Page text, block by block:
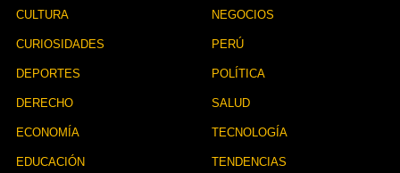
CULTURA
CURIOSIDADES
DEPORTES
DERECHO
ECONOMÍA
EDUCACIÓN
NEGOCIOS
PERÚ
POLÍTICA
SALUD
TECNOLOGÍA
TENDENCIAS